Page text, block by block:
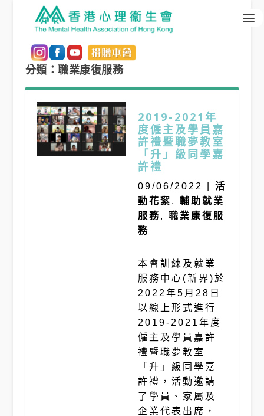
分類：職業康復服務
2019-2021年
度僱主及學員嘉
許禮暨職夢教室
「升」級同學嘉
許禮
09/06/2022
活
動花絮 , 輔助就業
服務, 職業康復服
務
本會訓練及就業
服務中心(新界)於
2022年5月28日
以線上形式進行
2019-2021年度
僱主及學員嘉許
禮暨職夢教室
「升」級同學嘉
許禮，活動邀請
了學員、家屬及
企業代表出席，